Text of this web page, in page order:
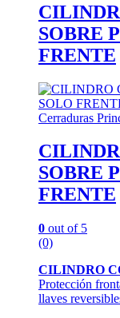
SOBRE
FRENTE
Cerraduras
SOBRE
FRENTE
0 out of 5
(0)
CILINDRO
Protección
llaves